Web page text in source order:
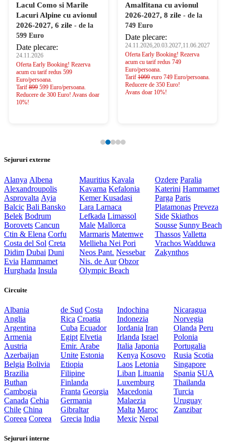
Lacul Como si Marile
Lacuri Alpine cu avionul
2026-2027, 6 zile - de la
599 Euro
Date plecare:
24.11.2026
Oferta Early Booking! Rezerva
acum cu tarif redus 599
Euro/persoana.
Tarif 899 599 Euro/persoana.
Reducere de 300 Euro! Avans doar
10%!
Amalfitana cu avionul
2026-2027, 8 zile - de la
749 Euro
Date plecare:
24.11.2026,20.03.2027,11.06.2027
Oferta Early Booking! Rezerva
acum cu tarif redus 749
Euro/persoana.
Tarif 1099 euro 749 Euro/persoana.
Reducere de 350 Euro!
Avans doar 10%!
Sejururi externe
Alanya Albena
Alexandroupolis
Asprovalta Ayia
Balcic Bali Bansko
Belek Bodrum
Borovets Cancun
Ctin & Elena Corfu
Costa del Sol Creta
Didim Dubai Duni
Evia Hammamet
Hurghada Insula
Mauritius Kavala
Kavarna Kefalonia
KemerKusadasi
LaraLarnaca
Lefkada Limassol
Male Mallorca
Marmaris Matemwe
MelliehaNei Pori
Neos Pant. Nessebar
Nis. de Aur Obzor
Olympic Beach
Ozdere Paralia
Katerini Hammamet
Parga Paris
Platamonas Preveza
Side Skiathos
Sousse Sunny Beach
Thassos Valletta
Vrachos Wadduwa
Zakynthos
Circuite
Albania
Anglia
Argentina
Armenia
Austria
Azerbaijan
Belgia Bolivia
Brazilia
Buthan
Cambogia
Canada Cehia
Chile China
Coreea Coreea
de Sud Costa
Rica Croatia
Cuba Ecuador
Egipt Elvetia
Emir. Arabe
Unite Estonia
Etiopia
Filipine
Finlanda
Franta Georgia
Germania
Gibraltar
Grecia India
Indochina
Indonezia
Iordania Iran
Irlanda Israel
Italia Japonia
Kenya Kosovo
Laos Letonia
Liban Lituania
Luxemburg
Macedonia
Malaezia
Malta Maroc
Mexic Nepal
Nicaragua
Norvegia
Olanda Peru
Polonia
Portugalia
Rusia Scotia
Singapore
Spania SUA
Thailanda
Turcia
Uruguay
Zanzibar
Sejururi interne